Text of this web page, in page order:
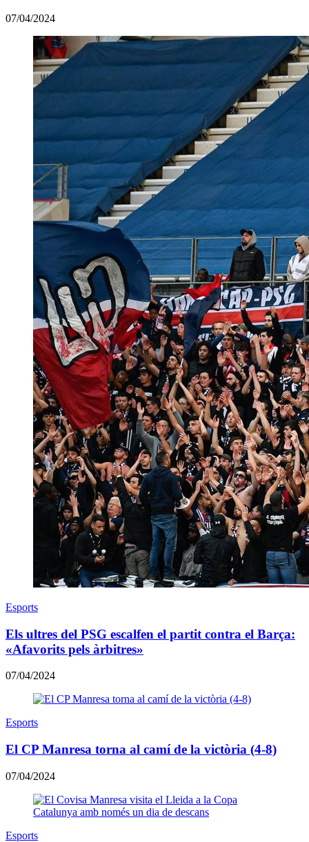
07/04/2024
Esports
Els ultres del PSG escalfen el partit contra el Barça:
«Afavorits pels àrbitres»
07/04/2024
Esports
El CP Manresa torna al camí de la victòria (4-8)
07/04/2024
Esports